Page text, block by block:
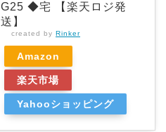
G25 ◆宅 【楽天ロジ発
送】
created by Rinker
Amazon
楽天市場
Yahooショッピング